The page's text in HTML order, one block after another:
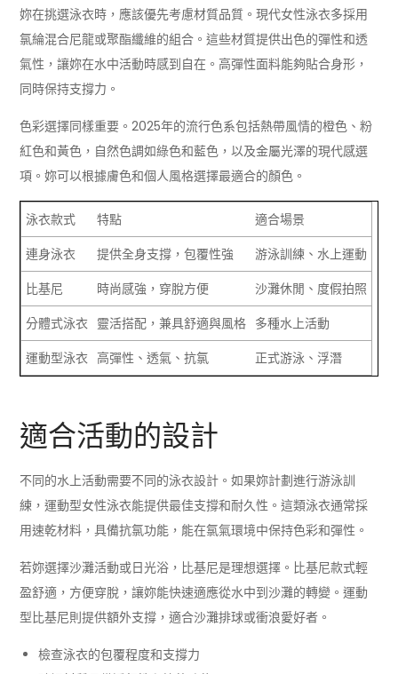
妳在挑選泳衣時，應該優先考慮材質品質。現代女性泳衣多採用
氯綸混合尼龍或聚酯纖維的組合。這些材質提供出色的彈性和透
氣性，讓妳在水中活動時感到自在。高彈性面料能夠貼合身形，
同時保持支撐力。
色彩選擇同樣重要。2025年的流行色系包括熱帶風情的橙色、粉
紅色和黃色，自然色調如綠色和藍色，以及金屬光澤的現代感選
項。妳可以根據膚色和個人風格選擇最適合的顏色。
泳衣款式 特點
適合場景
連身泳衣
提供全身支撐，包覆性強
游泳訓練、水上運動
比基尼
時尚感強，穿脫方便
沙灘休閒、度假拍照
分體式泳衣 靈活搭配，兼具舒適與風格 多種水上活動
運動型泳衣 高彈性、透氣、抗氯 正式游泳、浮潛
適合活動的設計
不同的水上活動需要不同的泳衣設計。如果妳計劃進行游泳訓
練，運動型女性泳衣能提供最佳支撐和耐久性。這類泳衣通常採
用速乾材料，具備抗氯功能，能在氯氣環境中保持色彩和彈性。
若妳選擇沙灘活動或日光浴，比基尼是理想選擇。比基尼款式輕
盈舒適，方便穿脫，讓妳能快速適應從水中到沙灘的轉變。運動
型比基尼則提供額外支撐，適合沙灘排球或衝浪愛好者。
檢查泳衣的包覆程度和支撐力